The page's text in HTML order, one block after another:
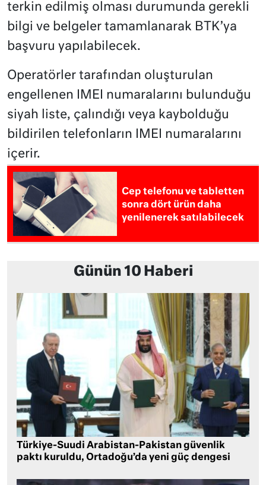
terkin edilmiş olması durumunda gerekli
bilgi ve belgeler tamamlanarak BTK’ya
başvuru yapılabilecek.
Operatörler tarafından oluşturulan
engellenen IMEI numaralarını bulunduğu
siyah liste, çalındığı veya kaybolduğu
bildirilen telefonların IMEI numaralarını
içerir.
Cep telefonu ve tabletten
sonra dört ürün daha
yenilenerek satılabilecek
Günün 10 Haberi
Türkiye-Suudi Arabistan-Pakistan güvenlik
paktı kuruldu, Ortadoğu’da yeni güç dengesi